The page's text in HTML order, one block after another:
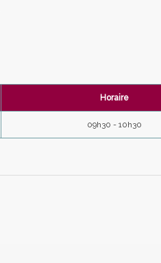
Horaire
09h30 - 10h30